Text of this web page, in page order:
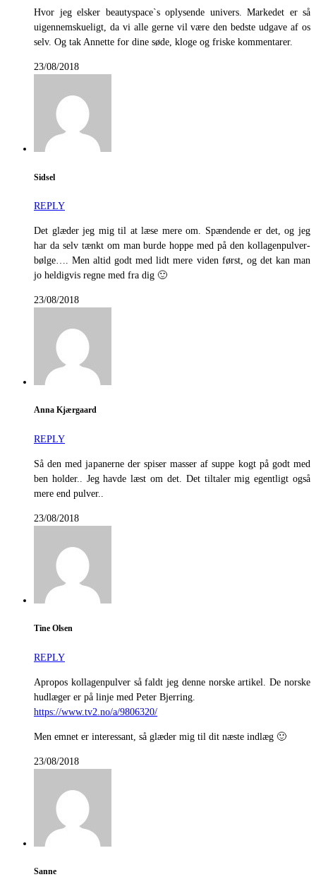
Hvor jeg elsker beautyspace`s oplysende univers. Markedet er så
uigennemskueligt, da vi alle gerne vil være den bedste udgave af os
selv. Og tak Annette for dine søde, kloge og friske kommentarer.
23/08/2018
Sidsel
REPLY
Det glæder jeg mig til at læse mere om. Spændende er det, og jeg
har da selv tænkt om man burde hoppe med på den kollagenpulver-
bølge…. Men altid godt med lidt mere viden først, og det kan man
jo heldigvis regne med fra dig 🙂
23/08/2018
Anna Kjærgaard
REPLY
Så den med japanerne der spiser masser af suppe kogt på godt med
ben holder.. Jeg havde læst om det. Det tiltaler mig egentligt også
mere end pulver..
23/08/2018
Tine Olsen
REPLY
Apropos kollagenpulver så faldt jeg denne norske artikel. De norske
hudlæger er på linje med Peter Bjerring.
https://www.tv2.no/a/9806320/
Men emnet er interessant, så glæder mig til dit næste indlæg 🙂
23/08/2018
Sanne